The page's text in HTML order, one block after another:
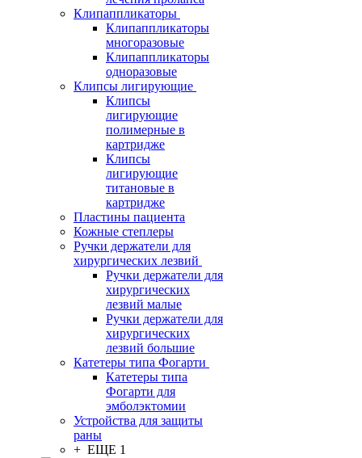
Клипаппликаторы
Клипаппликаторы
многоразовые
Клипаппликаторы
одноразовые
Клипсы лигирующие
Клипсы
лигирующие
полимерные в
картридже
Клипсы
лигирующие
титановые в
картридже
Пластины пациента
Кожные степлеры
Ручки держатели для
хирургических лезвий
Ручки держатели для
хирургических
лезвий малые
Ручки держатели для
хирургических
лезвий большие
Катетеры типа Фогарти
Катетеры типа
Фогарти для
эмболэктомии
Устройства для защиты
раны
+ ЕЩЕ 1